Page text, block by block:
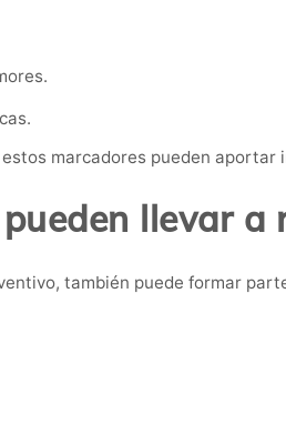
marcadores pueden
llevar a
también puede formar